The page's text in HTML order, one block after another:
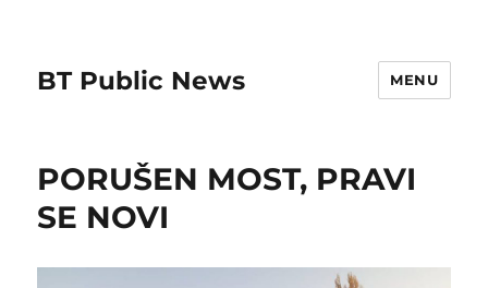
BT Public News MENU
PORUŠEN MOST, PRAVI
SE NOVI